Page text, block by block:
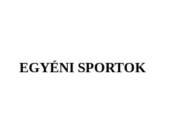
EGYÉNI SPORTOK